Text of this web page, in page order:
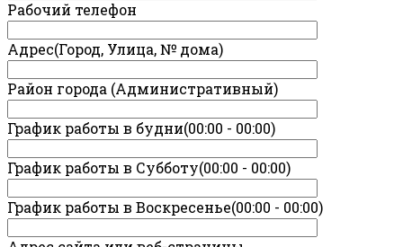
Рабочий телефон
Адрес(Город, Улица, № дома)
Район города (Административный)
График работы в будни(00:00 - 00:00)
График работы в Субботу(00:00 - 00:00)
График работы в Воскресенье(00:00 - 00:00)